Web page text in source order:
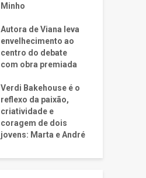
Minho
Autora de Viana leva
envelhecimento ao
centro do debate
com obra premiada
Verdi Bakehouse é o
reflexo da paixão,
criatividade e
coragem de dois
jovens: Marta e André